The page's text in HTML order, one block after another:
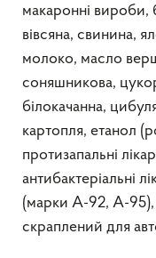
макаронні вироби,
вівсяна, свинина,
молоко, масло
соняшникова,
білокачанна,
картопля, етанол
протизапальні
антибактеріальні
(марки А-92, А-95),
скраплений для